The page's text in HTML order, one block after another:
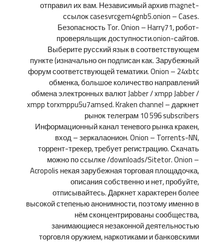
отправил их вам. Независимый архив magnet-
ссылок casesvrcgem4gnb5.onion – Cases.
Безопасность Tor. Onion – Harry71, робот-
проверяльщик доступности.onion-сайтов.
Выберите русский язык в соответствующем
пункте (изначально он подписан как. Зарубежный
форум соответствующей тематики. Onion – 24xbtc
обменка, большое количество направлений
обмена электронных валют Jabber / xmpp Jabber /
xmpp torxmppu5u7amsed. Kraken channel – даркнет
рынок телеграм 10 596 subscribers
Информационный канал теневого рынка кракен,
вход – зеркалаонион. Onion – Torrents-NN,
торрент-трекер, требует регистрацию. Скачать
можно по ссылке /downloads/Sitetor. Onion –
Acropolis некая зарубежная торговая площадочка,
описания собственно и нет, пробуйте,
отписывайтесь. Даркнет характерен более
высокой степенью анонимности, поэтому именно в
нём сконцентрированы сообщества,
занимающиеся незаконной деятельностью
торговля оружием, наркотиками и банковскими